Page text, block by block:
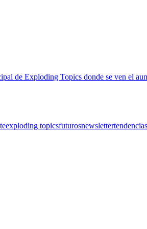
exploding topicsfuturosnewslettertendencias